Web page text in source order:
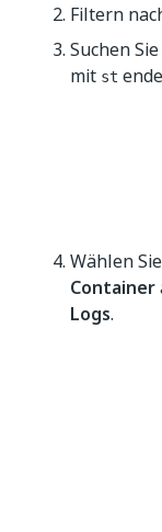
Filtern
Suchen
mit st
Wählen
Container
Logs.